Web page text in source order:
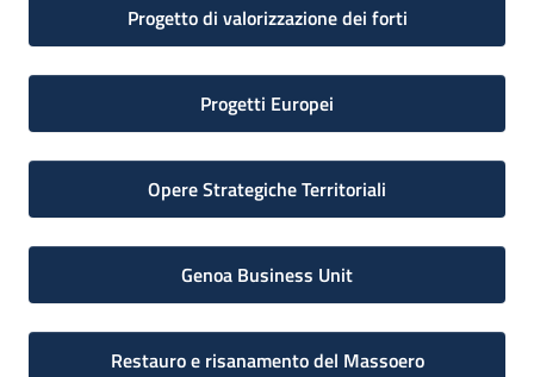
Progetto di valorizzazione dei forti
Progetti Europei
Opere Strategiche Territoriali
Genoa Business Unit
Restauro e risanamento del Massoero